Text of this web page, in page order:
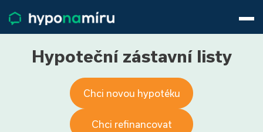
Životní pojištění
Pojištění nemovitosti
Články
O nás
800 688 388
Přihlásit
Hypoteční zástavní listy
Chci novou hypotéku
Chci refinancovat